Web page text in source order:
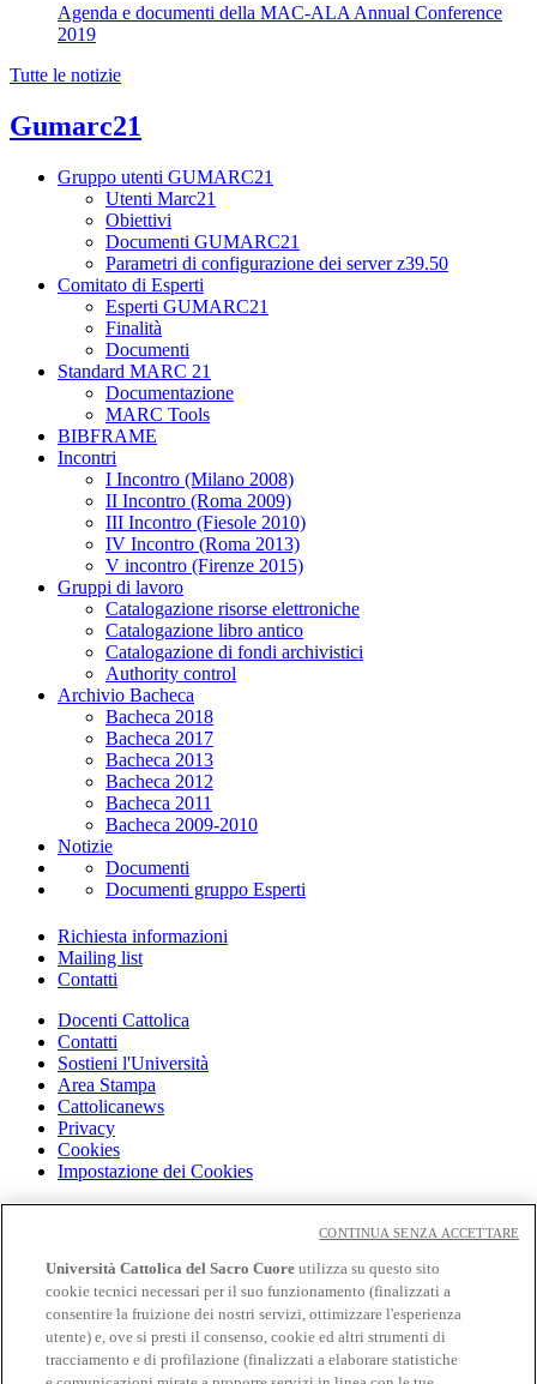
Agenda e documenti della MAC-ALA Annual Conference
2019
Tutte le notizie
Gumarc21
Gruppo utenti GUMARC21
Utenti Marc21
Obiettivi
Documenti GUMARC21
Parametri di configurazione dei server z39.50
Comitato di Esperti
Esperti GUMARC21
Finalità
Documenti
Standard MARC 21
Documentazione
MARC Tools
BIBFRAME
Incontri
I Incontro (Milano 2008)
II Incontro (Roma 2009)
III Incontro (Fiesole 2010)
IV Incontro (Roma 2013)
V incontro (Firenze 2015)
Gruppi di lavoro
Catalogazione risorse elettroniche
Catalogazione libro antico
Catalogazione di fondi archivistici
Authority control
Archivio Bacheca
Bacheca 2018
Bacheca 2017
Bacheca 2013
Bacheca 2012
Bacheca 2011
Bacheca 2009-2010
Notizie
Documenti
Documenti gruppo Esperti
Richiesta informazioni
Mailing list
Contatti
Docenti Cattolica
Contatti
Sostieni l'Università
Area Stampa
Cattolicanews
Privacy
Cookies
Impostazione dei Cookies
Cloudmail
OFF-CAMPUS
Intranet
Biblioteca
Librerie
Università Cattolica del Sacro Cuore utilizza su questo sito
cookie tecnici necessari per il suo funzionamento (finalizzati a
consentire la fruizione dei nostri servizi, ottimizzare l'esperienza
utente) e, ove si presti il consenso, cookie ed altri strumenti di
tracciamento e di profilazione (finalizzati a elaborare statistiche
CONTINUA SENZA ACCETTARE